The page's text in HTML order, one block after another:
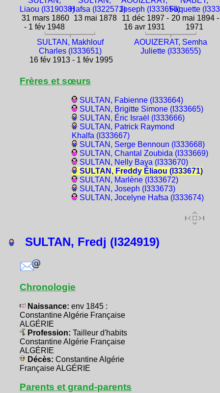
Liaou (I319038)
31 mars 1860
- 1 fév 1948
Hafsa (I322571)
13 mai 1878
Joseph (I333656)
11 déc 1897 -
16 avr 1931
Faquette
20 mai 1894 -
1971
SULTAN, Makhlouf
Charles (I333651)
16 fév 1913 - 1 fév 1995
AOUIZERAT, Semha
Juliette (I333655)
Frères et sœurs
SULTAN, Fabienne (I333664)
SULTAN, Brigitte Simone (I333665)
SULTAN, Éric Israël (I333666)
SULTAN, Patrick Raymond
Khalfa (I333667)
SULTAN, Serge Bennoun (I333668)
SULTAN, Chantal Zoubida (I333669)
SULTAN, Nelly Baya (I333670)
SULTAN, Freddy Éliaou (I333671)
SULTAN, Marlène (I333672)
SULTAN, Joseph (I333673)
SULTAN, Jocelyne Hafsa (I333674)
SULTAN, Fredj (I324919)
Chronologie
Naissance: env 1845 :
Constantine Algérie Française
ALGÉRIE
Profession: Tailleur d'habits
Constantine Algérie Française
ALGÉRIE
Décès: Constantine Algérie
Française ALGÉRIE
Parents et grand-parents